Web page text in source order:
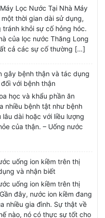
Loại bỏ chất bẩn, bùn đất, rỉ
Việt Nam):Khử mùi, chất
thực vật, kim loại năng,…
Quốc:Loại bỏ chất rắn, các
siêu vi khuẩn, các chất
micromet.
phân tử nước thành cụm
Lọc Nước Tại Nhà Máy
thời gian dài sử dụng,
khỏi sự cố hỏng hóc.
của lọc nước Thăng Long
cả các sự cố thường […]
gây bệnh thận và tác dụng
với bệnh thận
học và khẩu phần ăn
nhiều bệnh tật như bệnh
dài hoặc với liều lượng
của thận. – Uống nước
uống ion kiềm trên thị
và nhận biết
uống ion kiềm trên thị
đây, nước ion kiềm đang
nhiều gia đình. Sự thật về
nào, nó có thực sự tốt cho